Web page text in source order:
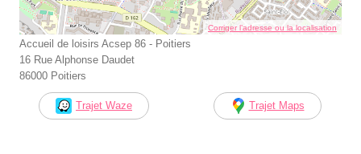
Corriger l’adresse ou la localisation
Accueil de loisirs Acsep 86 - Poitiers
16 Rue Alphonse Daudet
86000 Poitiers
Trajet Waze Trajet Maps